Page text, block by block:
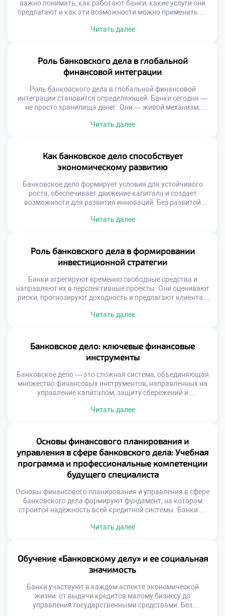
важно понимать, как работают банки, какие услуги они
предлагают и как эти возможности можно применить на
использование онлайн-банкинга — всё это элементы,
взвешенные финансовые решения, избегать ошибок и
выстраивать долгосрочные стратегии […]
Читать далее
Роль банковского дела в глобальной
финансовой интеграции
Роль банковского дела в глобальной финансовой
интеграции становится определяющей. Банки сегодня —
не просто хранилища денег. Они — живой механизм,
предпринимателей в единую финансовую сеть. Без их
Финансовая интеграция означает свободное
перемещение средств, унификацию стандартов и
взаимопонимание между […]
Читать далее
Как банковское дело способствует
экономическому развитию
Банковское дело формирует условия для устойчивого
роста, обеспечивает движение капитала и создает
возможности для развития инноваций. Без развитой
страну с динамичной экономикой. Каждый вклад,
средства, превращают их в инвестиции и направляют
туда, где они нужны […]
Читать далее
Роль банковского дела в формировании
инвестиционной стратегии
Банки агрегируют временно свободные средства и
направляют их в перспективные проекты. Они оценивают
риски, прогнозируют доходность и предлагают клиентам
незаменимыми партнёрами при построении
для входа на финансовые рынки. Они открывают доступ к
сложным инструментам даже для начинающих
инвесторов. Образовательные […]
Читать далее
Банковское дело: ключевые финансовые
инструменты
Банковское дело — это сложная система, объединяющая
множество финансовых инструментов, направленных на
управление капиталом, защиту сбережений и
возможным как личное финансовое планирование, так и
функционировать в рыночной среде. Одним из главных
преимуществ банковской системы является её […]
Читать далее
Основы финансового планирования и
управления в сфере банковского дела: Учебная
программа и профессиональные компетенции
будущего специалиста
Основы финансового планирования и управления в сфере
банковского дела формируют фундамент, на котором
строится надёжность всей кредитной системы. Банки —
капитала, принимают решения, влияющие на экономику
будет работать финансовая инфраструктура страны.
Именно поэтому образовательные программы […]
Читать далее
Обучение «Банковскому делу» и ее социальная
значимость
Банки участвуют в каждом аспекте экономической
жизни: от выдачи кредитов малому бизнесу до
управления государственными средствами. Без